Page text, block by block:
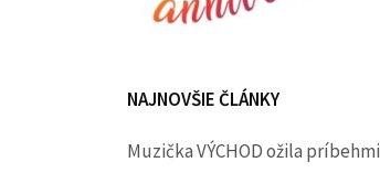
NAJNOVŠIE ČLÁNKY
Muzička VÝCHOD ožila príbehmi